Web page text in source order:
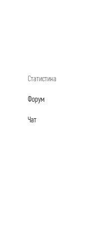
Статистика
Форум
Чат